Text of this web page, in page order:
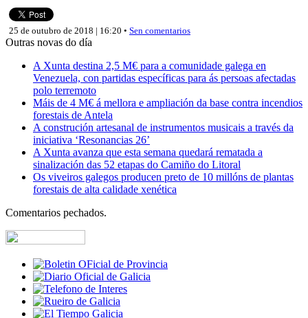
25 de outubro de 2018 | 16:20 • Sen comentarios
Outras novas do día
A Xunta destina 2,5 M€ para a comunidade galega en
Venezuela, con partidas específicas para ás persoas afectadas
polo terremoto
Máis de 4 M€ á mellora e ampliación da base contra incendios
forestais de Antela
A construción artesanal de instrumentos musicais a través da
iniciativa ‘Resonancias 26’
A Xunta avanza que esta semana quedará rematada a
sinalización das 52 etapas do Camiño do Litoral
Os viveiros galegos producen preto de 10 millóns de plantas
forestais de alta calidade xenética
Comentarios pechados.